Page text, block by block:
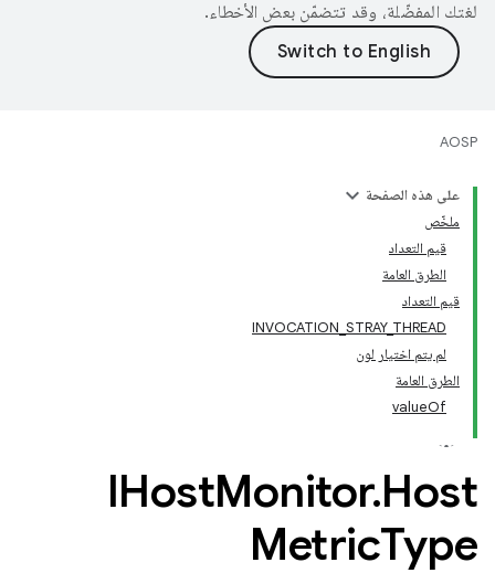
لغتك المفضّلة، وقد تتضمّن بعض الأخطاء.
AOSP
على هذه الصفحة
ملخّص
قيم التعداد
الطرق العامة
قيم التعداد
INVOCATION_STRAY_THREAD
لم يتم اختيار لون
الطرق العامة
valueOf
IHostMonitor.Host
MetricType